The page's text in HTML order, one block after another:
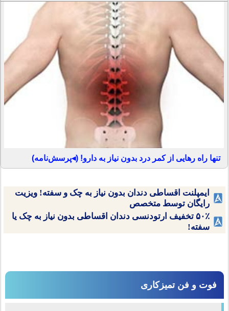
تنها راه رهایی از کمر درد بدون نیاز به دارو! (◂پرسش‌نامه)
ایمپلنت اقساطی دندان بدون نیاز به چک و سفته! ویزیت
رایگان توسط متخصص
۵۰٪ تخفیف ارتودنسی دندان اقساطی بدون نیاز به چک یا
سفته!
فوت و فن تمیزکاری